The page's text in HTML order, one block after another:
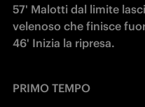
57' Malotti dal limite
velenoso che finisce
46' Inizia la ripresa.
PRIMO TEMPO